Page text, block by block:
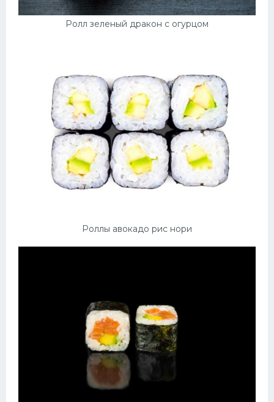
Ролл зеленый дракон с огурцом
Роллы авокадо рис нори